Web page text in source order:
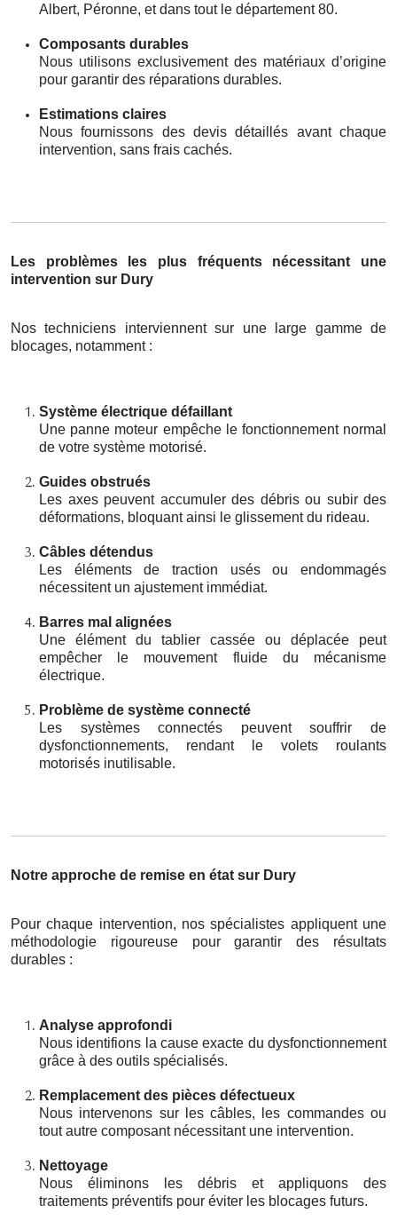
Albert, Péronne, et dans tout le département 80.
Composants durables
Nous utilisons exclusivement des matériaux d’origine
pour garantir des réparations durables.
Estimations claires
Nous fournissons des devis détaillés avant chaque
intervention, sans frais cachés.
Les problèmes les plus fréquents nécessitant une
intervention sur Dury
Nos techniciens interviennent sur une large gamme de
blocages, notamment :
Système électrique défaillant
Une panne moteur empêche le fonctionnement normal
de votre système motorisé.
Guides obstrués
Les axes peuvent accumuler des débris ou subir des
déformations, bloquant ainsi le glissement du rideau.
Câbles détendus
Les éléments de traction usés ou endommagés
nécessitent un ajustement immédiat.
Barres mal alignées
Une élément du tablier cassée ou déplacée peut
empêcher le mouvement fluide du mécanisme
électrique.
Problème de système connecté
Les systèmes connectés peuvent souffrir de
dysfonctionnements, rendant le volets roulants
motorisés inutilisable.
Notre approche de remise en état sur Dury
Pour chaque intervention, nos spécialistes appliquent une
méthodologie rigoureuse pour garantir des résultats
durables :
Analyse approfondi
Nous identifions la cause exacte du dysfonctionnement
grâce à des outils spécialisés.
Remplacement des pièces défectueux
Nous intervenons sur les câbles, les commandes ou
tout autre composant nécessitant une intervention.
Nettoyage
Nous éliminons les débris et appliquons des
traitements préventifs pour éviter les blocages futurs.